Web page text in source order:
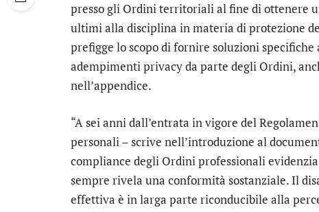
presso gli Ordini territoriali al fine di ottenere
ultimi alla disciplina in materia di protezione
prefigge lo scopo di fornire soluzioni
adempimenti privacy da parte degli Ordini,
nell’appendice.
“A sei anni dall’entrata in vigore del
personali – scrive nell’introduzione al
compliance degli Ordini professionali
sempre rivela una conformità sostanziale. Il
effettiva è in larga parte riconducibile alla